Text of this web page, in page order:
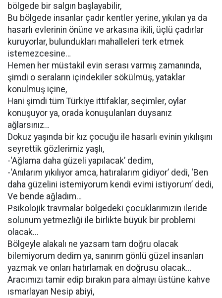
bölgede bir salgın başlayabilir,
Bu bölgede insanlar çadır kentler yerine, yıkılan ya da
hasarlı evlerinin önüne ve arkasına ikili, üçlü çadırlar
kuruyorlar, bulundukları mahalleleri terk etmek
istemezcesine…
Hemen her müstakil evin serası varmış zamanında,
şimdi o seraların içindekiler sökülmüş, yataklar
konulmuş içine,
Hani şimdi tüm Türkiye ittifaklar, seçimler, oylar
konuşuyor ya, orada konuşulanları duysanız
ağlarsınız…
Dokuz yaşında bir kız çocuğu ile hasarlı evinin yıkılışını
seyrettik gözlerimiz yaşlı,
-‘Ağlama daha güzeli yapılacak’ dedim,
-‘Anılarım yıkılıyor amca, hatıralarım gidiyor’ dedi, ‘Ben
daha güzelini istemiyorum kendi evimi istiyorum’ dedi,
Ve bende ağladım…
Psikolojik travmalar bölgedeki çocuklarımızın ileride
solunum yetmezliği ile birlikte büyük bir problemi
olacak...
Bölgeyle alakalı ne yazsam tam doğru olacak
bilemiyorum dedim ya, sanırım gönlü güzel insanları
yazmak ve onları hatırlamak en doğrusu olacak…
Aracımızı tamir edip bırakın para almayı üstüne kahve
ısmarlayan Nesip abiyi,